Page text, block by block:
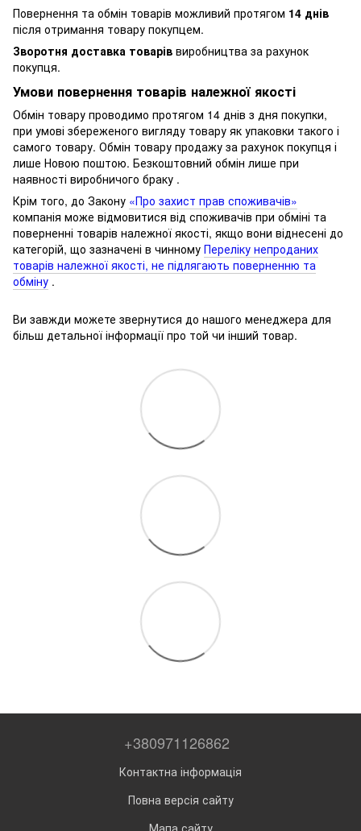
Повернення та обмін товарів можливий протягом 14 днів
після отримання товару покупцем.
Зворотня доставка товарів виробництва за рахунок
покупця.
Умови повернення товарів належної якості
Обмін товару проводимо протягом 14 днів з дня покупки,
при умові збереженого вигляду товару як упаковки такого і
самого товару. Обмін товару продажу за рахунок покупця і
лише Новою поштою. Безкоштовний обмін лише при
наявності виробничого браку .
Крім того, до Закону «Про захист прав споживачів»
компанія може відмовитися від споживачів при обміні та
поверненні товарів належної якості, якщо вони віднесені до
категорій, що зазначені в чинному Переліку непроданих
товарів належної якості, не підлягають поверненню та
обміну .
Ви завжди можете звернутися до нашого менеджера для
більш детальної інформації про той чи інший товар.
+380971126862
Контактна інформація
Повна версія сайту
Мапа сайту